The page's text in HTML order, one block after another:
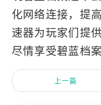
化网络连接，提
速器为玩家们提
尽情享受碧蓝档
上一篇